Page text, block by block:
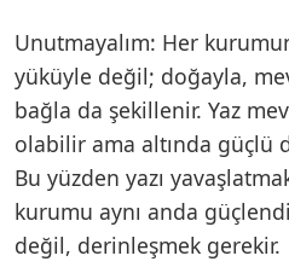
Unutmayalım: Her
yüküyle değil; doğayla,
bağla da şekillenir. Yaz
olabilir ama altında güçlü
Bu yüzden yazı
kurumu aynı anda
değil, derinleşmek gerekir.